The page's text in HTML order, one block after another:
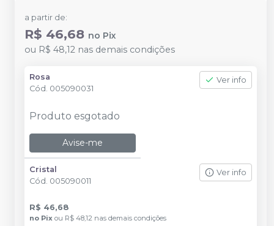
a partir de:
R$ 46,68 no Pix
ou R$ 48,12 nas demais condições
Rosa
Cód. 005090031
Ver info
Produto esgotado
Avise-me
Cristal
Cód. 005090011
Ver info
R$ 46,68
no Pix ou R$ 48,12 nas demais condições